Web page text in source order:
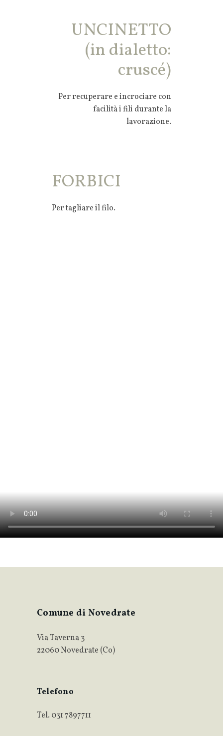
UNCINETTO
(in dialetto:
cruscé)
Per recuperare e incrociare con
facilità i fili durante la
lavorazione.
FORBICI
Per tagliare il filo.
Comune di Novedrate
Via Taverna 3
22060 Novedrate (Co)
Telefono
Tel. 031 7897711